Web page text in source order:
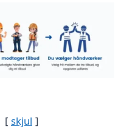
skjul